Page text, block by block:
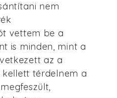
nem
vettem be a
is minden, mint a
az a
térdelnem a